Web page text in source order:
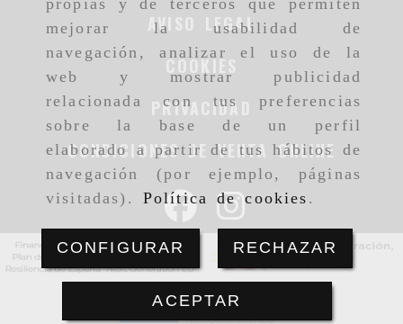
propias y de terceros que permiten
mejorar la usabilidad de
navegación, analizar el uso de la
web y mostrar publicidad
relacionada con tus preferencias
sobre la base de un perfil
elaborado a partir de tus hábitos de
navegación (por ejemplo, páginas
visitadas). Política de cookies .
CONFIGURAR RECHAZAR
ACEPTAR
AVISO LEGAL
PRIVACIDAD
CONDICIONES DE VENTA ONLINE